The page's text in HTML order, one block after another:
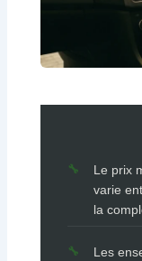
Le prix
varie
la
Les